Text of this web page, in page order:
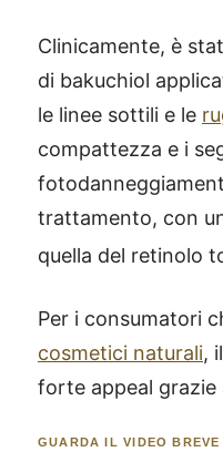
Clinicamente, è
di bakuchiol
le linee sottili e le
compattezza e i
trattamento, con
quella del retinolo
Per i consumatori
cosmetici naturali,
forte appeal grazie
GUARDA IL VIDEO BREVE